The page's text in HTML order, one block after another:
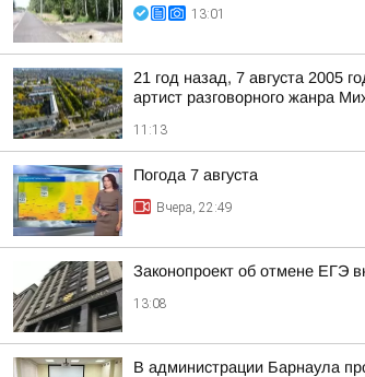
13:01
21 год назад, 7 августа 2005
артист разговорного жанра
11:13
Погода 7 августа
Вчера, 22:49
Законопроект об отмене ЕГЭ
13:08
В администрации Барнаула